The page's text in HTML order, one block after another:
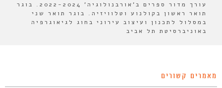
עורך מדור ספרים ב'אורבנולוגיה' 2022-2024. בוגר
תואר ראשון בקולנוע וטלוויזיה. בוגר תואר שני
במסלול לתכנון ועיצוב עירוני בחוג לגיאוגרפיה
באוניברסיטת תל אביב
מאמרים קשורים